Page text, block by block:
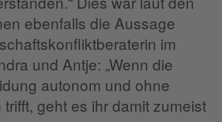
ebenfalls die Aussage
im
und Antje: „Wenn die
autonom und ohne
geht es ihr damit zumeist